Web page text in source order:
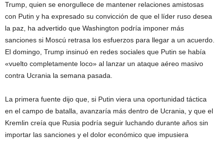
Trump, quien se enorgullece de mantener relaciones amistosas
con Putin y ha expresado su convicción de que el líder ruso desea
la paz, ha advertido que Washington podría imponer más
sanciones si Moscú retrasa los esfuerzos para llegar a un acuerdo.
El domingo, Trump insinuó en redes sociales que Putin se había
«vuelto completamente loco» al lanzar un ataque aéreo masivo
contra Ucrania la semana pasada.
La primera fuente dijo que, si Putin viera una oportunidad táctica
en el campo de batalla, avanzaría más dentro de Ucrania, y que el
Kremlin creía que Rusia podría seguir luchando durante años sin
importar las sanciones y el dolor económico que impusiera